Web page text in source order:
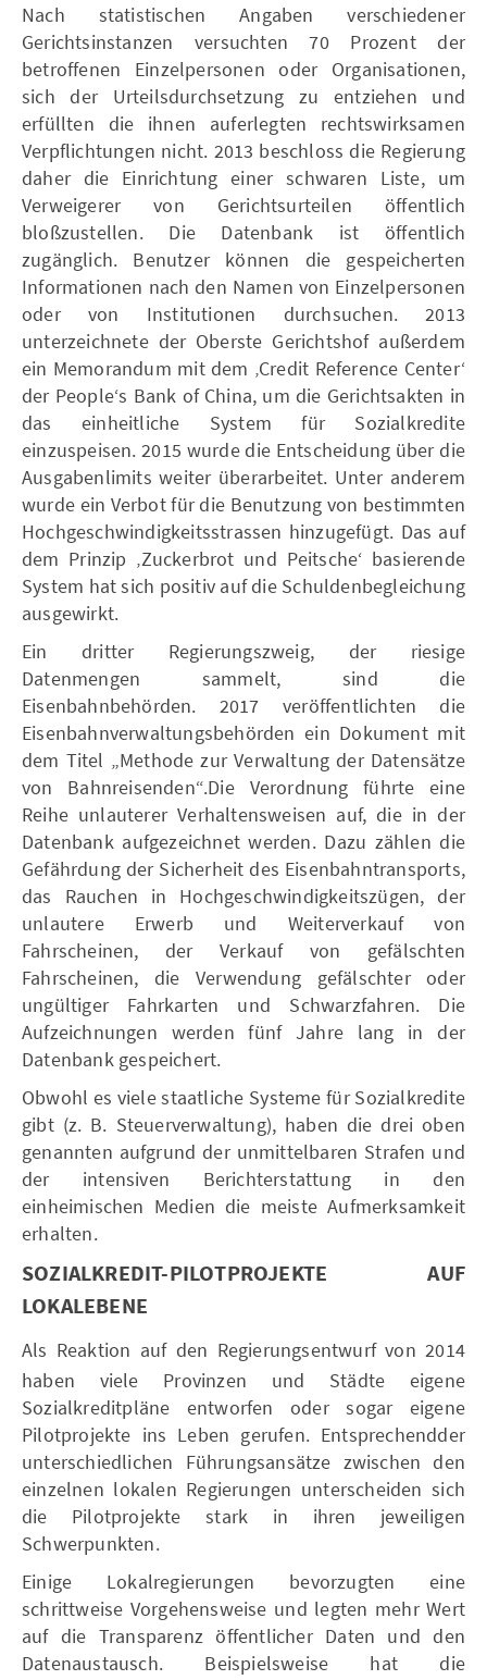
Nach statistischen Angaben verschiedener
Gerichtsinstanzen versuchten 70 Prozent der
betroffenen Einzelpersonen oder Organisationen,
sich der Urteilsdurchsetzung zu entziehen und
erfüllten die ihnen auferlegten rechtswirksamen
Verpflichtungen nicht. 2013 beschloss die Regierung
daher die Einrichtung einer schwaren Liste, um
Verweigerer von Gerichtsurteilen öffentlich
bloßzustellen. Die Datenbank ist öffentlich
zugänglich. Benutzer können die gespeicherten
Informationen nach den Namen von Einzelpersonen
oder von Institutionen durchsuchen. 2013
unterzeichnete der Oberste Gerichtshof außerdem
ein Memorandum mit dem ‚Credit Reference Center‘
der People‘s Bank of China, um die Gerichtsakten in
das einheitliche System für Sozialkredite
einzuspeisen. 2015 wurde die Entscheidung über die
Ausgabenlimits weiter überarbeitet. Unter anderem
wurde ein Verbot für die Benutzung von bestimmten
Hochgeschwindigkeitsstrassen hinzugefügt. Das auf
dem Prinzip ‚Zuckerbrot und Peitsche‘ basierende
System hat sich positiv auf die Schuldenbegleichung
ausgewirkt.
Ein dritter Regierungszweig, der riesige
Datenmengen sammelt, sind die
Eisenbahnbehörden. 2017 veröffentlichten die
Eisenbahnverwaltungsbehörden ein Dokument mit
dem Titel „Methode zur Verwaltung der Datensätze
von Bahnreisenden“.Die Verordnung führte eine
Reihe unlauterer Verhaltensweisen auf, die in der
Datenbank aufgezeichnet werden. Dazu zählen die
Gefährdung der Sicherheit des Eisenbahntransports,
das Rauchen in Hochgeschwindigkeitszügen, der
unlautere Erwerb und Weiterverkauf von
Fahrscheinen, der Verkauf von gefälschten
Fahrscheinen, die Verwendung gefälschter oder
ungültiger Fahrkarten und Schwarzfahren. Die
Aufzeichnungen werden fünf Jahre lang in der
Datenbank gespeichert.
Obwohl es viele staatliche Systeme für Sozialkredite
gibt (z. B. Steuerverwaltung), haben die drei oben
genannten aufgrund der unmittelbaren Strafen und
der intensiven Berichterstattung in den
einheimischen Medien die meiste Aufmerksamkeit
erhalten.
SOZIALKREDIT-PILOTPROJEKTE AUF
LOKALEBENE
Als Reaktion auf den Regierungsentwurf von 2014
haben viele Provinzen und Städte eigene
Sozialkreditpläne entworfen oder sogar eigene
Pilotprojekte ins Leben gerufen. Entsprechendder
unterschiedlichen Führungsansätze zwischen den
einzelnen lokalen Regierungen unterscheiden sich
die Pilotprojekte stark in ihren jeweiligen
Schwerpunkten.
Einige Lokalregierungen bevorzugten eine
schrittweise Vorgehensweise und legten mehr Wert
auf die Transparenz öffentlicher Daten und den
Datenaustausch. Beispielsweise hat die